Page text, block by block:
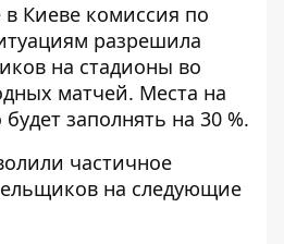
Киеве комиссия по
разрешила
на стадионы во
матчей. Места на
заполнять на 30 %.
частичное
на следующие